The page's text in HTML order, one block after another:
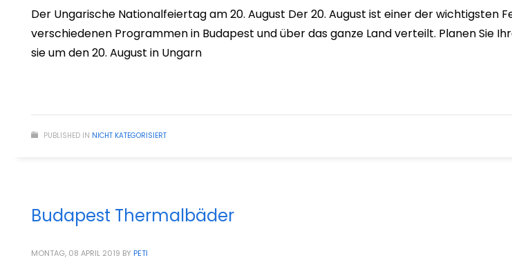
Der Ungarische Nationalfeiertag am 20. August Der 20. August ist einer der
verschiedenen Programmen in Budapest und über das ganze Land verteilt. Planen Sie
sie um den 20. August in Ungarn
PUBLISHED IN NICHT KATEGORISIERT
Budapest Thermalbäder
MONTAG, 08 APRIL 2019 BY PETI